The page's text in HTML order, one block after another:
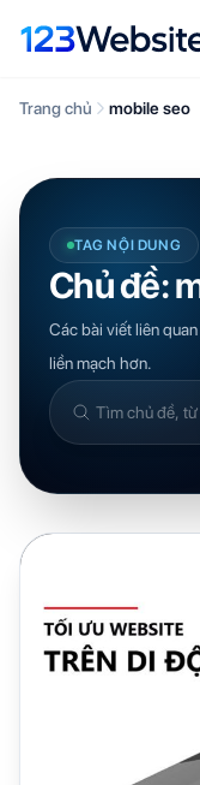
Trang chủ mobile seo
TAG NỘI DUNG
Chủ đề:
Các bài viết liên
liền mạch hơn.
Tìm
trong
thức